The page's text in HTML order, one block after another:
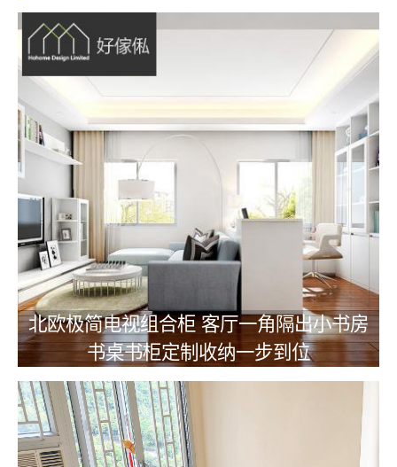
北欧极简电视组合柜 客厅一角隔出小书房
书桌书柜定制收纳一步到位